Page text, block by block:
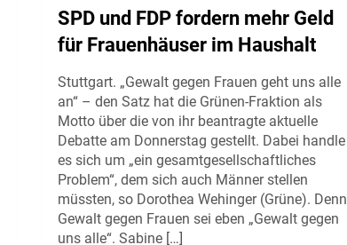
SPD und FDP fordern mehr Geld
für Frauenhäuser im Haushalt
Stuttgart. „Gewalt gegen Frauen geht uns alle
an“ – den Satz hat die Grünen-Fraktion als
Motto über die von ihr beantragte aktuelle
Debatte am Donnerstag gestellt. Dabei handle
es sich um „ein gesamtgesellschaftliches
Problem“, dem sich auch Männer stellen
müssten, so Dorothea Wehinger (Grüne). Denn
Gewalt gegen Frauen sei eben „Gewalt gegen
uns alle“. Sabine […]